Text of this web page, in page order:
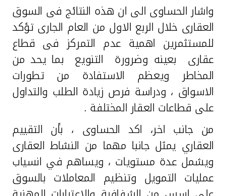
واشار الحساوى الى ان هذه النتائج فى السوق
العقارى خلال الربع الاول من العام الجارى تؤكد
للمستثمرين اهمية عدم التمركز فى قطاع
عقارى بعينه وضرورة التنويع بما يحد من
المخاطر ويعظم الاستفادة من تطورات
الاسواق ، ودراسة فرص زيادة الطلب والتداول
على قطاعات العقار المختلفة .
من جانب اخر، اكد الحساوى ، بأن التقييم
العقاري يمثل جانبا مهما من النشاط العقارى
ويشمل عدة مستويات ، ويساهم في انسياب
عمليات التمويل وتنظيم المعاملات بالسوق